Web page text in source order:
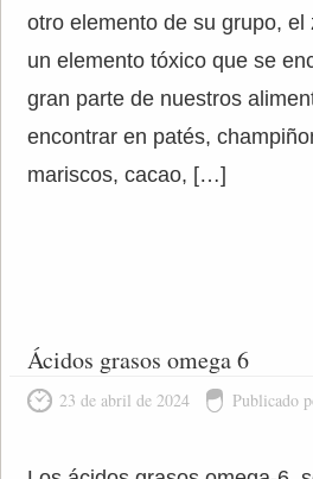
otro elemento de su grupo, el
un elemento tóxico que se
gran parte de nuestros
encontrar en patés,
mariscos, cacao, […]
Ácidos grasos omega 6
23 de abril de 2024 Publicado